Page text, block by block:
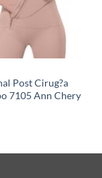
Post Cirug?a
7105 Ann Chery